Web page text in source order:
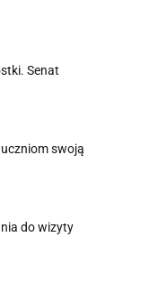
Senat
swoją
do wizyty